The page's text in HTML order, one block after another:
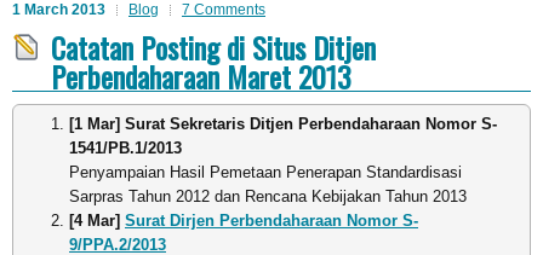
1 March 2013 Blog 7 Comments
Catatan Posting di Situs Ditjen
Perbendaharaan Maret 2013
[1 Mar] Surat Sekretaris Ditjen Perbendaharaan Nomor S-
1541/PB.1/2013
Penyampaian Hasil Pemetaan Penerapan Standardisasi
Sarpras Tahun 2012 dan Rencana Kebijakan Tahun 2013
[4 Mar] Surat Dirjen Perbendaharaan Nomor S-
9/PPA.2/2013